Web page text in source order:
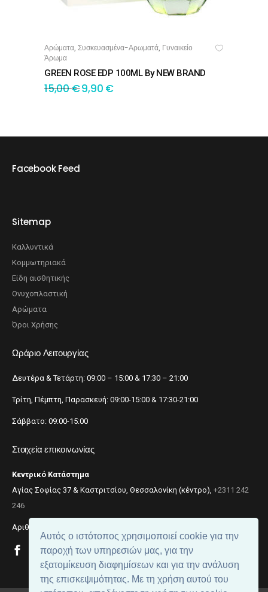
Αυτός ο ιστότοπος χρησιμοποιεί cookie για την
παροχή των υπηρεσιών μας, για την
εξατομίκευση διαφημίσεων και για την ανάλυση
της επισκεψιμότητας. Με τη χρήση αυτού του
ΠΡΟΣΘΉΚΗ ΣΤΟ ΚΑΛΆΘΙ
Αρώματα, Συσκευασμένα-Αρωματά, Γυναικείο
Άρωμα
GREEN ROSE EDP 100ML By NEW BRAND
15,00€9,90 €
Facebook Feed
Sitemap
Καλλυντικά
Κομμωτηριακά
Είδη αισθητικής
Ονυχοπλαστική
Αρώματα
Όροι Χρήσης
Ωράριο Λειτουργίας
Δευτέρα & Τετάρτη: 09:00 – 15:00 & 17:30 – 21:00
Τρίτη, Πέμπτη, Παρασκευή: 09:00-15:00 & 17:30-21:00
Σάββατο: 09:00-15:00
Στοιχεία επικοινωνίας
Κεντρικό Κατάστημα
Αγίας Σοφίας 37 & Καστριτσίου, Θεσσαλονίκη (κέντρο), +2311 242
246
Αριθμός ΓΕΜΗ: 059299204000